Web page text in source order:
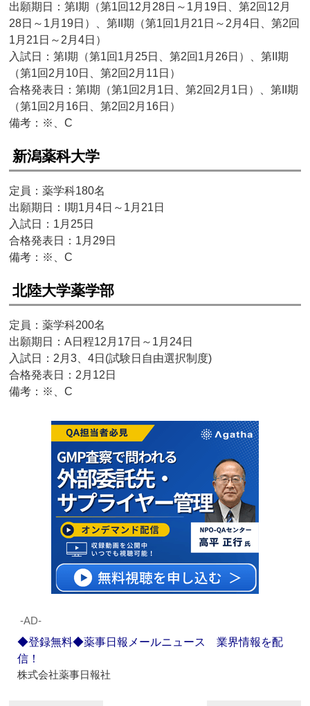
出願期日：第I期（第1回12月28日～1月19日、第2回12月
28日～1月19日）、第II期（第1回1月21日～2月4日、第2回
1月21日～2月4日）
入試日：第I期（第1回1月25日、第2回1月26日）、第II期
（第1回2月10日、第2回2月11日）
合格発表日：第I期（第1回2月1日、第2回2月1日）、第II期
（第1回2月16日、第2回2月16日）
備考：※、C
新潟薬科大学
定員：薬学科180名
出願期日：I期1月4日～1月21日
入試日：1月25日
合格発表日：1月29日
備考：※、C
北陸大学薬学部
定員：薬学科200名
出願期日：A日程12月17日～1月24日
入試日：2月3、4日(試験日自由選択制度)
合格発表日：2月12日
備考：※、C
‐AD‐
◆登録無料◆薬事日報メールニュース 業界情報を配
信！
株式会社薬事日報社